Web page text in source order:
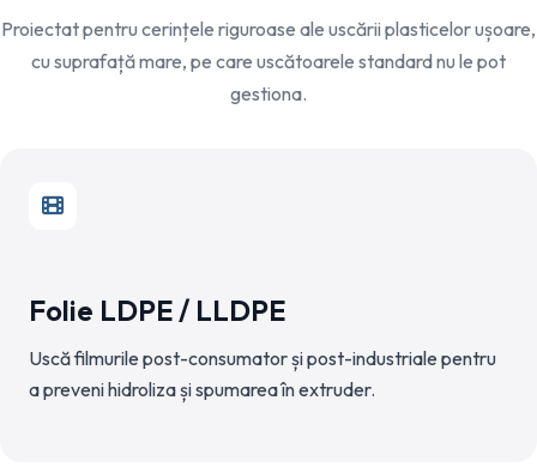
Proiectat pentru cerințele riguroase ale uscării plasticelor ușoare,
cu suprafață mare, pe care uscătoarele standard nu le pot
gestiona.
Folie LDPE / LLDPE
Uscă filmurile post-consumator și post-industriale pentru
a preveni hidroliza și spumarea în extruder.